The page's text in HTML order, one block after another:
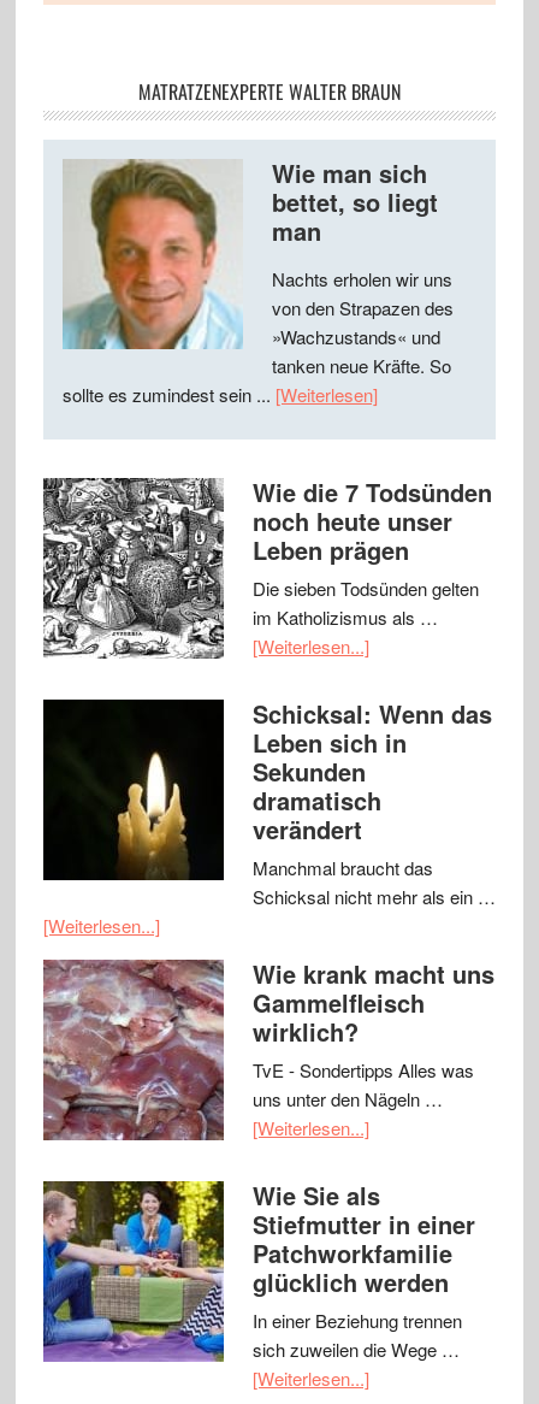
MATRATZENEXPERTE WALTER BRAUN
Wie man sich
bettet, so liegt
man
Nachts erholen wir uns
von den Strapazen des
»Wachzustands« und
tanken neue Kräfte. So
sollte es zumindest sein ... [Weiterlesen]
Wie die 7 Todsünden
noch heute unser
Leben prägen
Die sieben Todsünden gelten
im Katholizismus als …
[Weiterlesen...]
Schicksal: Wenn das
Leben sich in
Sekunden
dramatisch
verändert
Manchmal braucht das
Schicksal nicht mehr als ein …
[Weiterlesen...]
Wie krank macht uns
Gammelfleisch
wirklich?
TvE - Sondertipps Alles was
uns unter den Nägeln …
[Weiterlesen...]
Wie Sie als
Stiefmutter in einer
Patchworkfamilie
glücklich werden
In einer Beziehung trennen
sich zuweilen die Wege …
[Weiterlesen...]